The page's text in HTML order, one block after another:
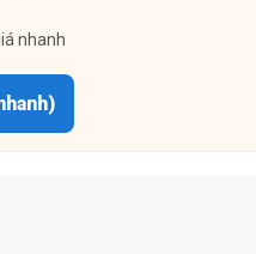
nhanh